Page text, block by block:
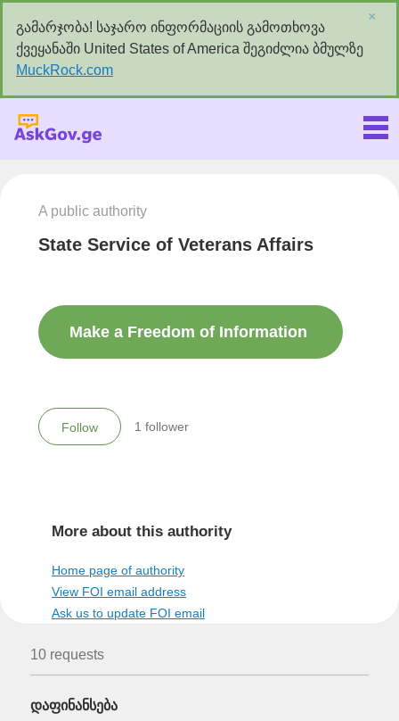
გამარჯობა! საჯარო ინფორმაციის გამოთხოვა
ქვეყანაში United States of America შეგიძლია ბმულზე
MuckRock.com
×
A public authority
State Service of Veterans Affairs
Make a Freedom of Information
Follow 1 follower
More about this authority
Home page of authority
View FOI email address
Ask us to update FOI email
10 requests
დაფინანსება